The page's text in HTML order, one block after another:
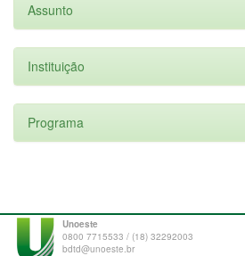
Assunto
Instituição
Programa
Unoeste
0800 7715533 / (18) 32292003
bdtd@unoeste.br